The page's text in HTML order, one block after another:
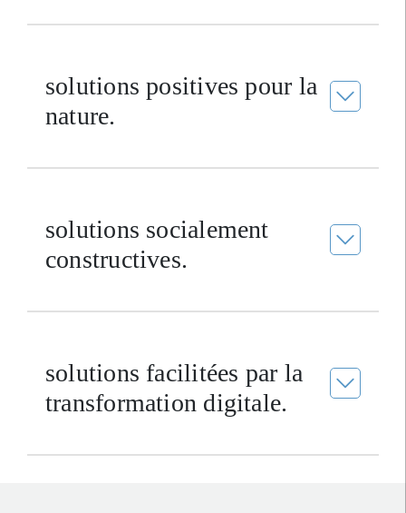
solutions positives pour la
nature.
solutions socialement
constructives.
solutions facilitées par la
transformation digitale.